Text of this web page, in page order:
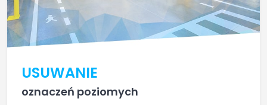
USUWANIE
oznaczeń poziomych